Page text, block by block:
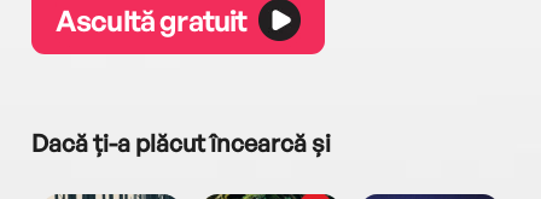
Ascultă gratuit
Dacă ți-a plăcut încearcă și